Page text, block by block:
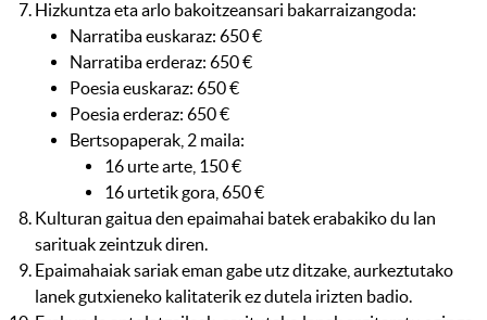
Hizkuntza eta arlo bakoitzeansari bakarraizangoda:
Narratiba euskaraz: 650 €
Narratiba erderaz: 650 €
Poesia euskaraz: 650 €
Poesia erderaz: 650 €
Bertsopaperak, 2 maila:
16 urte arte, 150 €
16 urtetik gora, 650 €
Kulturan gaitua den epaimahai batek erabakiko du lan
sarituak zeintzuk diren.
Epaimahaiak sariak eman gabe utz ditzake, aurkeztutako
lanek gutxieneko kalitaterik ez dutela irizten badio.